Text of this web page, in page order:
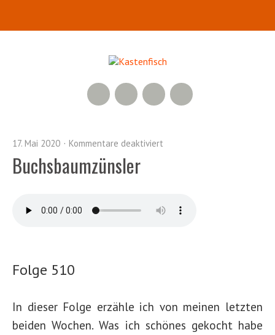
Facebook
YouTube
RSS Feed
17. Mai 2020 Kommentare deaktiviert
Buchsbaumzünsler
Folge 510
In dieser Folge erzähle ich von meinen letzten
beiden Wochen. Was ich schönes gekocht habe